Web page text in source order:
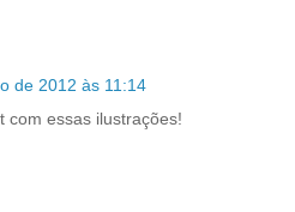
de 2012 às 11:14
com essas ilustrações!